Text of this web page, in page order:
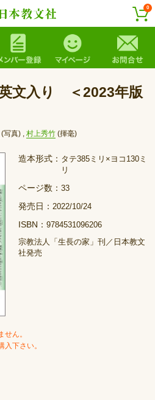
0
文入り ＜2023年版
(写真) , 村上秀竹 (揮毫)
造本形式： タテ385ミリ×ヨコ130ミ
リ
ページ数： 33
発売日： 2022/10/24
ISBN： 9784531096206
宗教法人「生長の家」刊／日本教文
社発売
ん。
下さい。